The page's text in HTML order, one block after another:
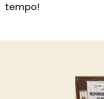
tempo!